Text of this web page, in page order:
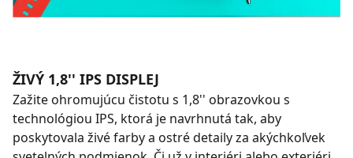
ŽIVÝ 1,8'' IPS DISPLEJ
Zažite ohromujúcu čistotu s 1,8'' obrazovkou s
technológiou IPS, ktorá je navrhnutá tak, aby
poskytovala živé farby a ostré detaily za akýchkoľvek